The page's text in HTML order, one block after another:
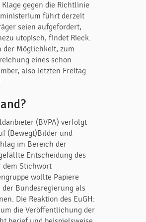
gegen die Richtlinie
führt derzeit
seien aufgefordert,
utopisch, findet Rieck.
der Möglichkeit, zum
eines schon
also letzten Freitag.
(BVPA) verfolgt
(Bewegt)Bilder und
im Bereich der
Entscheidung des
dem Stichwort
wollte Papiere
Bundesregierung als
Die Reaktion des EuGH:
die Veröffentlichung der